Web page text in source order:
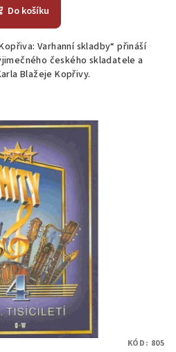
Do košíku
Varhanní skladby“ přináší
českého skladatele a
Blažeje Kopřivy.
KÓD: 805